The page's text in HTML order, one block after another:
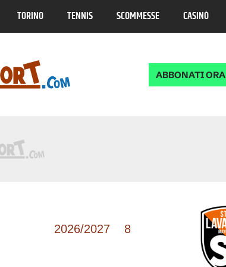
TORINO TENNIS SCOMMESSE CASINÒ
ABBONATI ORA
2026/2027 8